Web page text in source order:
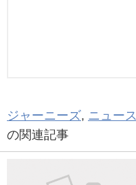
ジャーニーズ, ニュース
の関連記事